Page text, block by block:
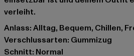
verleiht.
Anlass: Alltag, Bequem, Chillen,
Verschlussarten: Gummizug
Schnitt: Normal